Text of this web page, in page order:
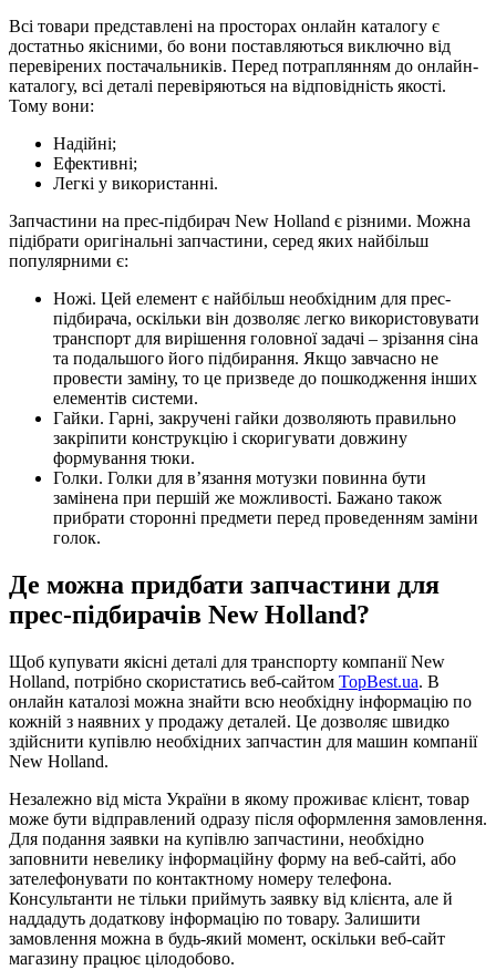
Всі товари представлені на просторах онлайн каталогу є
достатньо якісними, бо вони поставляються виключно від
перевірених постачальників. Перед потраплянням до онлайн-
каталогу, всі деталі перевіряються на відповідність якості.
Тому вони:
Надійні;
Ефективні;
Легкі у використанні.
Запчастини на прес-підбирач New Holland є різними. Можна
підібрати оригінальні запчастини, серед яких найбільш
популярними є:
Ножі. Цей елемент є найбільш необхідним для прес-
підбирача, оскільки він дозволяє легко використовувати
транспорт для вирішення головної задачі – зрізання сіна
та подальшого його підбирання. Якщо завчасно не
провести заміну, то це призведе до пошкодження інших
елементів системи.
Гайки. Гарні, закручені гайки дозволяють правильно
закріпити конструкцію і скоригувати довжину
формування тюки.
Голки. Голки для в’язання мотузки повинна бути
замінена при першій же можливості. Бажано також
прибрати сторонні предмети перед проведенням заміни
голок.
Де можна придбати запчастини для
прес-підбирачів New Holland?
Щоб купувати якісні деталі для транспорту компанії New
Holland, потрібно скористатись веб-сайтом TopBest.ua. В
онлайн каталозі можна знайти всю необхідну інформацію по
кожній з наявних у продажу деталей. Це дозволяє швидко
здійснити купівлю необхідних запчастин для машин компанії
New Holland.
Незалежно від міста України в якому проживає клієнт, товар
може бути відправлений одразу після оформлення замовлення.
Для подання заявки на купівлю запчастини, необхідно
заповнити невелику інформаційну форму на веб-сайті, або
зателефонувати по контактному номеру телефона.
Консультанти не тільки приймуть заявку від клієнта, але й
наддадуть додаткову інформацію по товару. Залишити
замовлення можна в будь-який момент, оскільки веб-сайт
магазину працює цілодобово.